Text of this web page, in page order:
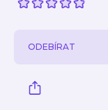
ODEBÍRAT